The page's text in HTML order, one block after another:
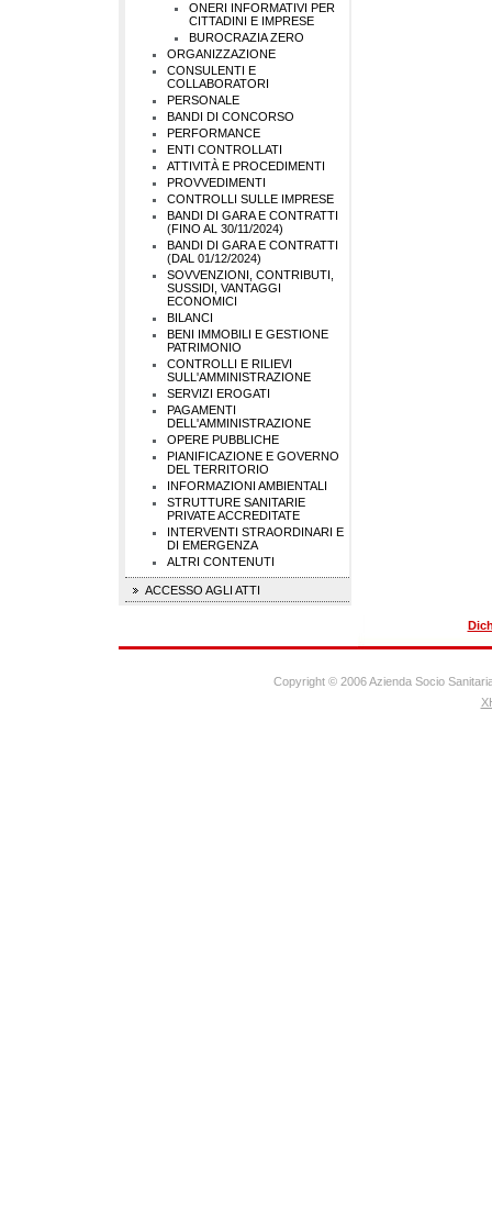
ONERI INFORMATIVI PER
CITTADINI E IMPRESE
BUROCRAZIA ZERO
ORGANIZZAZIONE
CONSULENTI E
COLLABORATORI
PERSONALE
BANDI DI CONCORSO
PERFORMANCE
ENTI CONTROLLATI
ATTIVITÀ E PROCEDIMENTI
PROVVEDIMENTI
CONTROLLI SULLE IMPRESE
BANDI DI GARA E CONTRATTI
(FINO AL 30/11/2024)
BANDI DI GARA E CONTRATTI
(DAL 01/12/2024)
SOVVENZIONI, CONTRIBUTI,
SUSSIDI, VANTAGGI
ECONOMICI
BILANCI
BENI IMMOBILI E GESTIONE
PATRIMONIO
CONTROLLI E RILIEVI
SULL'AMMINISTRAZIONE
SERVIZI EROGATI
PAGAMENTI
DELL'AMMINISTRAZIONE
OPERE PUBBLICHE
PIANIFICAZIONE E GOVERNO
DEL TERRITORIO
INFORMAZIONI AMBIENTALI
STRUTTURE SANITARIE
PRIVATE ACCREDITATE
INTERVENTI STRAORDINARI E
DI EMERGENZA
ALTRI CONTENUTI
ACCESSO AGLI ATTI
Copyright © 2006 Azienda Socio